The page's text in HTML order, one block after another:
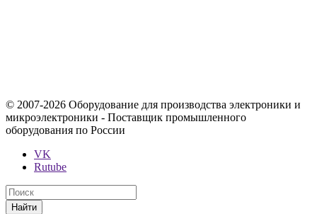
© 2007-2026 Оборудование для производства электроники и
микроэлектроники - Поставщик промышленного
оборудования по России
VK
Rutube
Найти